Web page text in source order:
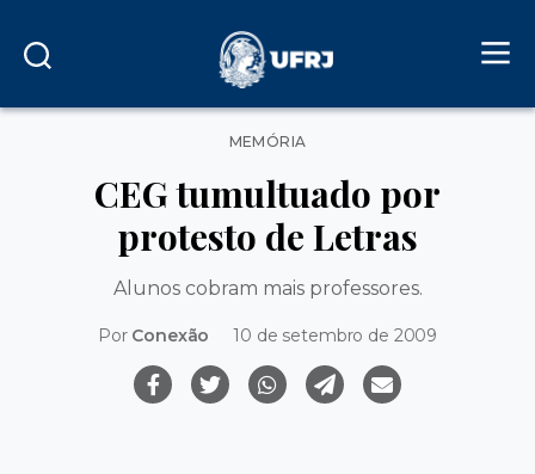
Categorias
MEMÓRIA
CEG tumultuado por
protesto de Letras
Alunos cobram mais professores.
Por Conexão 10 de setembro de 2009